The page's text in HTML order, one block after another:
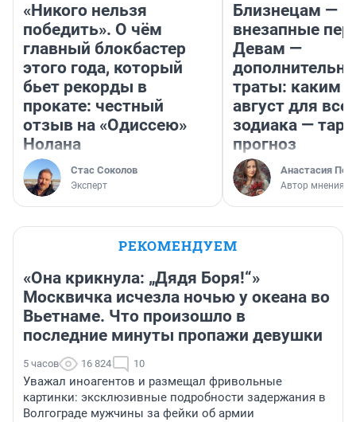
«Никого нельзя
победить». О чём
главный блокбастер
этого года, который
бьет рекорды в
прокате: честный
отзыв на «Одиссею»
Нолана
Стас Соколов
Эксперт
Близнецам —
внезапные
Девам —
траты: каким
август для
зодиака —
прогноз
Анастасия
Автор мнения
РЕКОМЕНДУЕМ
«Она крикнула: „Дядя Боря!“»
Москвичка исчезла ночью у океана во
Вьетнаме. Что произошло в
последние минуты пропажи девушки
5 часов 16 824 10
Уважал иноагентов и размещал фривольные
картинки: эксклюзивные подробности задержания в
Волгограде мужчины за фейки об армии